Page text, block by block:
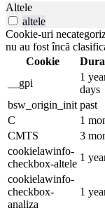
Altele
altele
Cookie-uri
nu au fost încă
Cookie
__gpi
1
days
bsw_origin_init past
C
1
CMTS
3
cookielawinfo-
checkbox-altele
1
cookielawinfo-
checkbox-
analiza
1